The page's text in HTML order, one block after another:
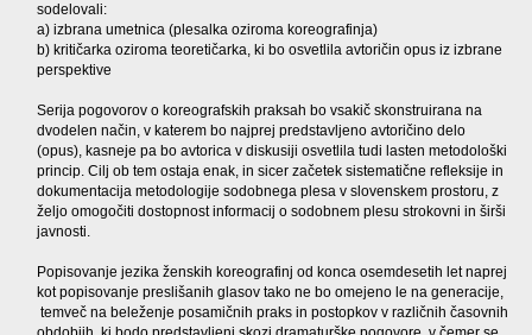
sodelovali:
a) izbrana umetnica (plesalka oziroma koreografinja)
b) kritičarka oziroma teoretičarka, ki bo osvetlila avtoričin opus iz izbrane
perspektive
Serija pogovorov o koreografskih praksah bo vsakič skonstruirana na
dvodelen način, v katerem bo najprej predstavljeno avtoričino delo
(opus), kasneje pa bo avtorica v diskusiji osvetlila tudi lasten metodološki
princip. Cilj ob tem ostaja enak, in sicer začetek sistematične refleksije in
dokumentacija metodologije sodobnega plesa v slovenskem prostoru, z
željo omogočiti dostopnost informacij o sodobnem plesu strokovni in širši
javnosti.
Popisovanje jezika ženskih koreografinj od konca osemdesetih let naprej
kot popisovanje preslišanih glasov tako ne bo omejeno le na generacije,
temveč na beleženje posamičnih praks in postopkov v različnih časovnih